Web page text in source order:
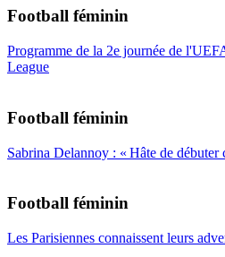
Football féminin
Programme de la 2e journée de
League
Football féminin
Sabrina Delannoy : « Hâte de débuter
Football féminin
Les Parisiennes connaissent leurs